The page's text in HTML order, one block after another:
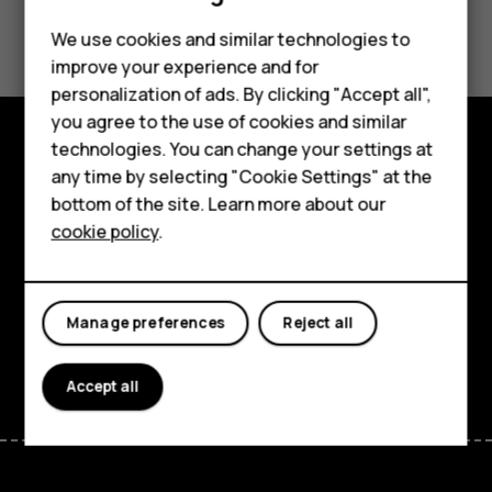
Feature phones
Phones for kids
Accessories
HMD Terra M
For business
Tablets
Yes No
Explore
Support
We use cookies and similar technologies to
improve your experience and for
personalization of ads. By clicking "Accept all",
you agree to the use of cookies and similar
technologies. You can change your settings at
any time by selecting "Cookie Settings" at the
bottom of the site. Learn more about our
cookie policy.
Reject all
Manage preferences
Accept all